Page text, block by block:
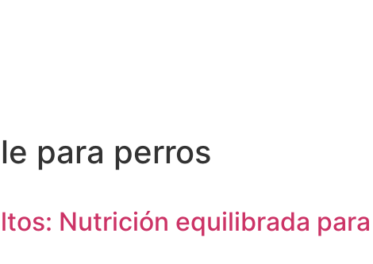
para perros
Nutrición equilibrada